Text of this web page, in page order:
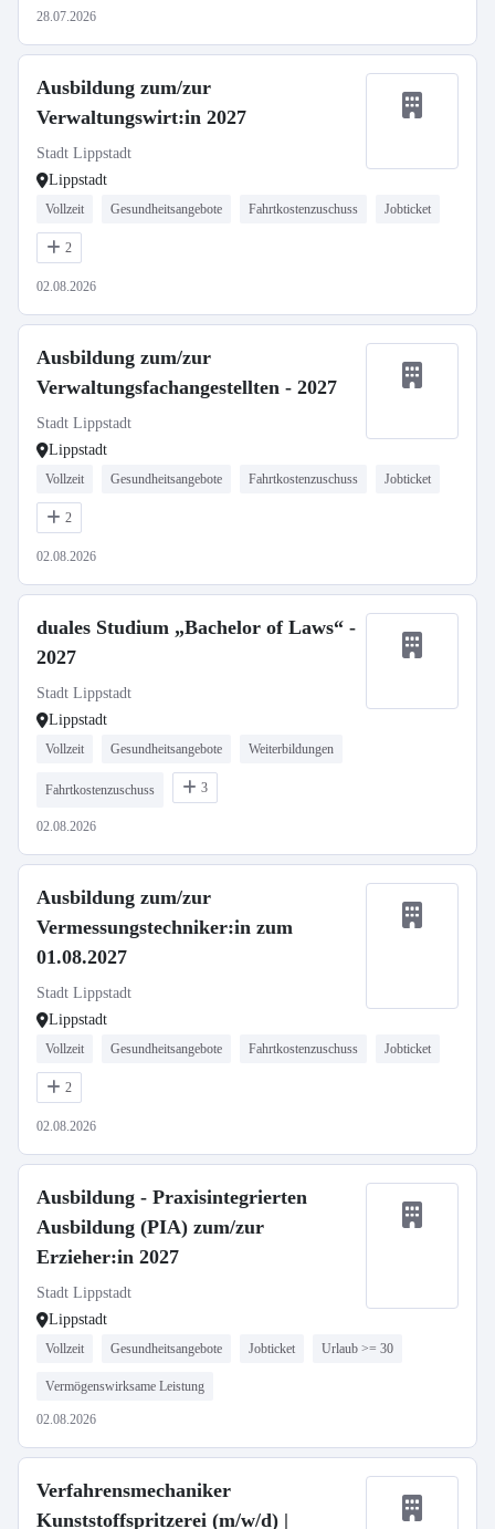
28.07.2026
Ausbildung zum/zur
Verwaltungswirt:in 2027
Stadt Lippstadt
Lippstadt
Vollzeit Gesundheitsangebote Fahrtkostenzuschuss Jobticket
2
02.08.2026
Ausbildung zum/zur
Verwaltungsfachangestellten - 2027
Stadt Lippstadt
Lippstadt
Vollzeit Gesundheitsangebote Fahrtkostenzuschuss Jobticket
2
02.08.2026
duales Studium „Bachelor of Laws“ -
2027
Stadt Lippstadt
Lippstadt
Vollzeit Gesundheitsangebote Weiterbildungen
Fahrtkostenzuschuss 3
02.08.2026
Ausbildung zum/zur
Vermessungstechniker:in zum
01.08.2027
Stadt Lippstadt
Lippstadt
Vollzeit Gesundheitsangebote Fahrtkostenzuschuss Jobticket
2
02.08.2026
Ausbildung - Praxisintegrierten
Ausbildung (PIA) zum/zur
Erzieher:in 2027
Stadt Lippstadt
Lippstadt
Vollzeit Gesundheitsangebote Jobticket Urlaub >= 30
Vermögenswirksame Leistung
02.08.2026
Verfahrensmechaniker
Kunststoffspritzerei (m/w/d) |